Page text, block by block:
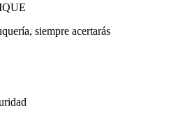
siempre acertarás